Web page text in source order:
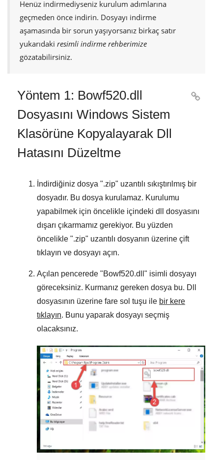
Henüz indirmediyseniz kurulum adımlarına
geçmeden önce indirin. Dosyayı indirme
aşamasında bir sorun yaşıyorsanız birkaç satır
yukarıdaki resimli indirme rehberimize
gözatabilirsiniz.
Yöntem 1: Bowf520.dll
Dosyasını Windows Sistem
Klasörüne Kopyalayarak Dll
Hatasını Düzeltme

İndirdiğiniz dosya ".zip" uzantılı sıkıştırılmış bir
dosyadır. Bu dosya kurulamaz. Kurulumu
yapabilmek için öncelikle içindeki dll dosyasını
dışarı çıkarmamız gerekiyor. Bu yüzden
öncelikle ".zip" uzantılı dosyanın üzerine çift
tıklayın ve dosyayı açın.
Açılan pencerede "Bowf520.dll " isimli dosyayı
göreceksiniz. Kurmanız gereken dosya bu. Dll
dosyasının üzerine fare sol tuşu ile bir kere
tıklayın. Bunu yaparak dosyayı seçmiş
olacaksınız.